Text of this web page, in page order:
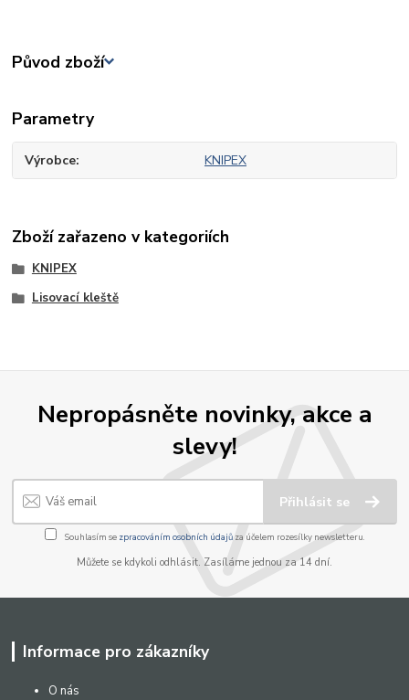
Původ zboží
Parametry
Výrobce KNIPEX
Zboží zařazeno v kategoriích
KNIPEX
Lisovací kleště
Nepropásněte novinky, akce a
slevy!
Přihlásit se
Souhlasím se zpracováním osobních údajůza účelem rozesílky newsletteru.
Můžete se kdykoli odhlásit. Zasíláme jednou za 14 dní.
Informace pro zákazníky
O nás